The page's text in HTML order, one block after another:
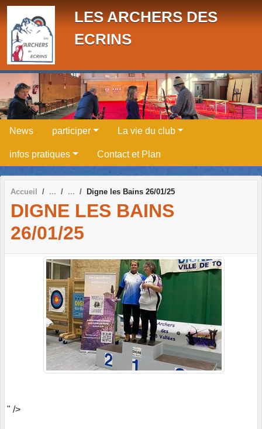
LES ARCHERS DES
ECRINS
News participer La vie du club
infos pratiques Contact et Plan
Accueil Digne les Bains 26/01/25
DIGNE LES BAINS
26/01/25
" />
Panneau de gestion des cookies